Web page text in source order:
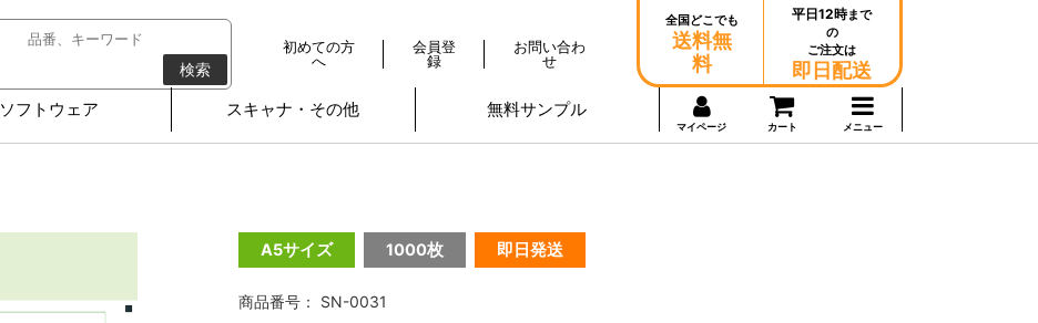
検索
初めての方
へ
会員登
録
お問い合わ
せ
全国どこでも
送料無
料
平日12時まで
の
ご注文は
即日配送
ソフトウェア スキャナ・その他 無料サンプル
マイページ カート メニュー
A5サイズ 1000枚 即日発送
商品番号： SN-0031